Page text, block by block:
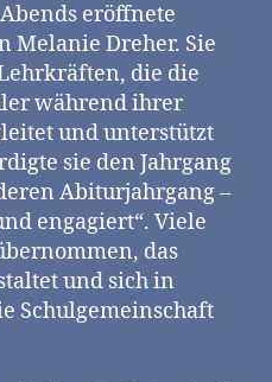
eröffnete
Melanie Dreher. Sie
die die
während ihrer
und unterstützt
sie den Jahrgang
Abiturjahrgang –
engagiert“. Viele
das
und sich in
Schulgemeinschaft